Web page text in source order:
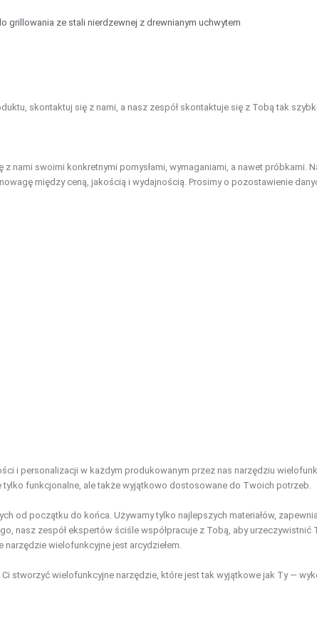
grillowania ze stali nierdzewnej z drewnianym uchwytem
skontaktuj się z nami, a nasz zespół skontaktuje się z Tobą tak
swoimi konkretnymi pomysłami, wymaganiami, a nawet próbkami.
między ceną, jakością i wydajnością. Prosimy o pozostawienie
i personalizacji w każdym produkowanym przez nas narzędziu
funkcjonalne, ale także wyjątkowo dostosowane do Twoich potrzeb.
od początku do końca. Używamy tylko najlepszych materiałów,
nasz zespół ekspertów ściśle współpracuje z Tobą, aby urzeczywistnić
wielofunkcyjne jest arcydziełem.
stworzyć wielofunkcyjne narzędzie, które jest tak wyjątkowe jak Ty —